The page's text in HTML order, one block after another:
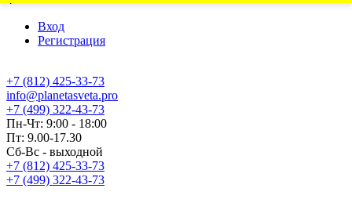
Вход
Регистрация
+7 (812) 425-33-73
info@planetasveta.pro
+7 (499) 322-43-73
Пн-Чт: 9:00 - 18:00
Пт: 9.00-17.30
Сб-Вс - выходной
+7 (812) 425-33-73
+7 (499) 322-43-73